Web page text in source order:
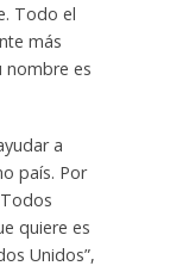
Todo el
más
nombre es
a
país. Por
quiere es
Unidos”,